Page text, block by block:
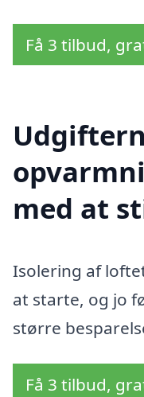
Få 3 tilbud,
med at
Isolering af
at starte, og jo
større
Få 3 tilbud,